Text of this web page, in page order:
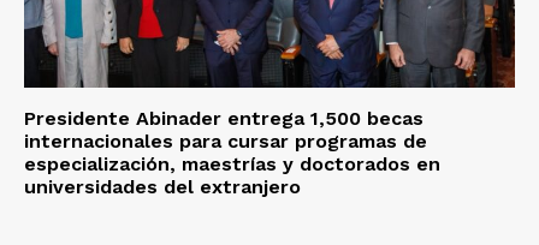
Presidente Abinader entrega 1,500 becas
internacionales para cursar programas de
especialización, maestrías y doctorados en
universidades del extranjero